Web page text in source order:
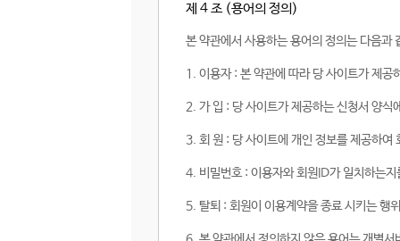
제 4 조 (용어의 정의)
본 약관에서 사용하는 용어의 정의는 다음과
1. 이용자 : 본 약관에 따라 당 사이트가 제공
2. 가 입 : 당 사이트가 제공하는 신청서 양식
3. 회 원 : 당 사이트에 개인 정보를 제공하여
4. 비밀번호 : 이용자와 회원ID가 일치하는
5. 탈퇴 : 회원이 이용계약을 종료 시키는 행위